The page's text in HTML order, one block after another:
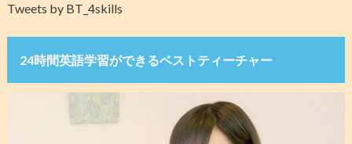
Tweets by BT_4skills
24時間英語学習ができるベストティーチャー